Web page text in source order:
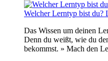
Welcher Lerntyp bist du?
Das Wissen um deinen
Denn du weißt, wie du
bekommst. » Mach den